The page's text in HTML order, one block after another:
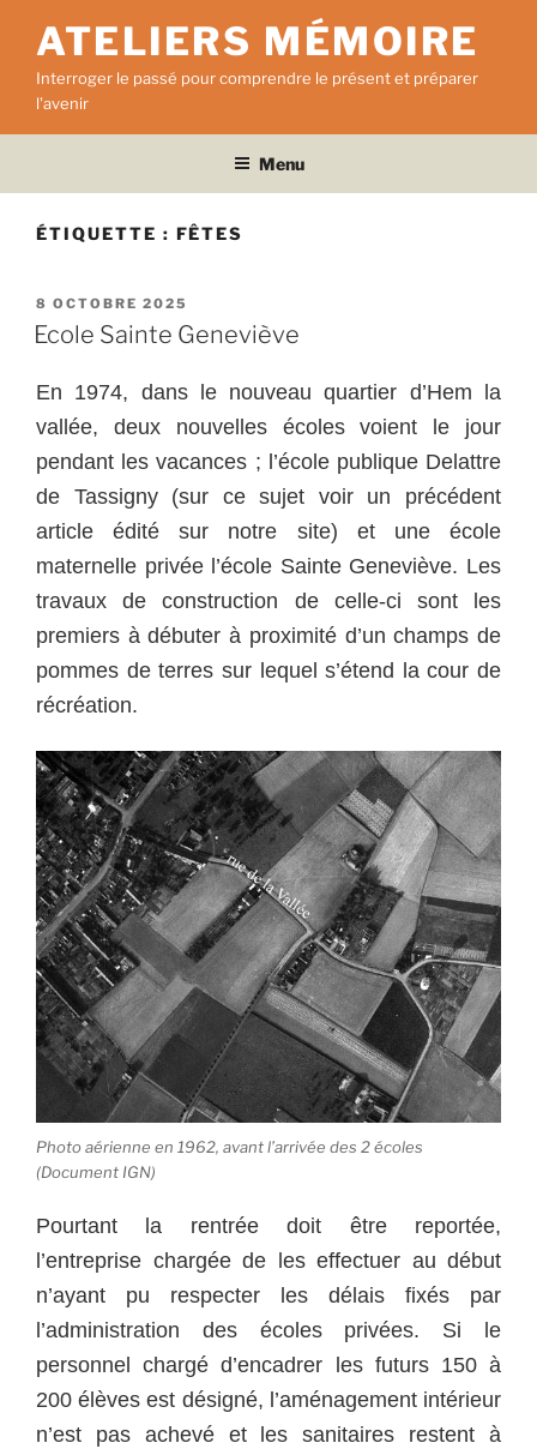
contenu
principal
ATELIERS MÉMOIRE
Interroger le passé pour comprendre le présent et préparer
l'avenir
Menu
ÉTIQUETTE : FÊTES
PUBLIÉ
LE
8 OCTOBRE 2025
Ecole Sainte Geneviève
En 1974, dans le nouveau quartier d’Hem la
vallée, deux nouvelles écoles voient le jour
pendant les vacances ; l’école publique Delattre
de Tassigny (sur ce sujet voir un précédent
article édité sur notre site) et une école
maternelle privée l’école Sainte Geneviève. Les
travaux de construction de celle-ci sont les
premiers à débuter à proximité d’un champs de
pommes de terres sur lequel s’étend la cour de
récréation.
Photo aérienne en 1962, avant l’arrivée des 2 écoles
(Document IGN)
Pourtant la rentrée doit être reportée,
l’entreprise chargée de les effectuer au début
n’ayant pu respecter les délais fixés par
l’administration des écoles privées. Si le
personnel chargé d’encadrer les futurs 150 à
200 élèves est désigné, l’aménagement intérieur
n’est pas achevé et les sanitaires restent à